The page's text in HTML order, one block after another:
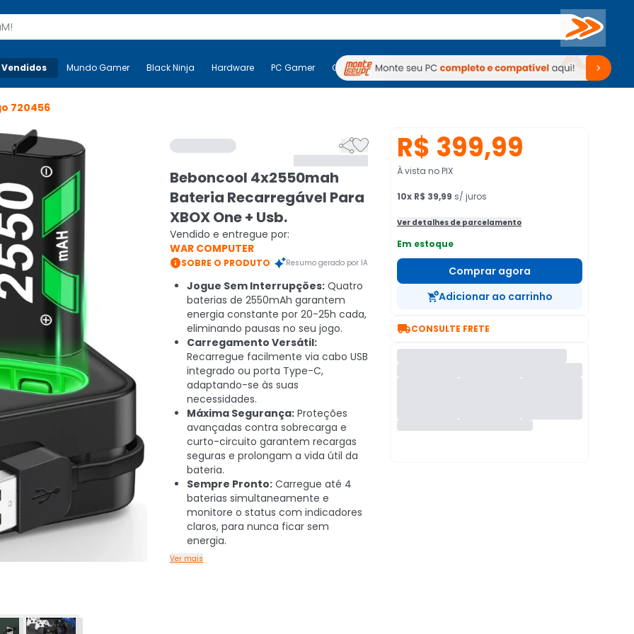
Buscar
Mais-v- Mundo Gamer Black Ninja Hardware PC Gamer Computadores Periféricos TV Venda no KaBuM!
Mundo Gamer Black Ninja Hardware PC Gamer Computadores Periféricos TV Venda no KaBuM!
720456

Beboncool 4x2550mah
Bateria Recarregável Para
XBOX One + Usb.
Vendido e entregue por:
WAR COMPUTER
SOBRE O PRODUTO Resumo gerado por IA
Jogue Sem Interrupções: Quatro
baterias de 2550mAh garantem
energia constante por 20-25h cada,
eliminando pausas no seu jogo.
Carregamento Versátil:
Recarregue facilmente via cabo USB
integrado ou porta Type-C,
adaptando-se às suas
necessidades.
Máxima Segurança: Proteções
avançadas contra sobrecarga e
curto-circuito garantem recargas
seguras e prolongam a vida útil da
bateria.
Sempre Pronto: Carregue até 4
baterias simultaneamente e
monitore o status com indicadores
claros, para nunca ficar sem
energia.
Ver mais
R$ 399,99
À vista no PIX
10x R$ 39,99 s/ juros
Ver detalhes de parcelamento
Em estoque
Comprar agora
Adicionar ao carrinho
CONSULTE FRETE